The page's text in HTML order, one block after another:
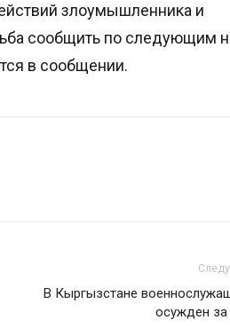
злоумышленника и
сообщить по следующим
в сообщении.
В Кыргызстане
осужден за